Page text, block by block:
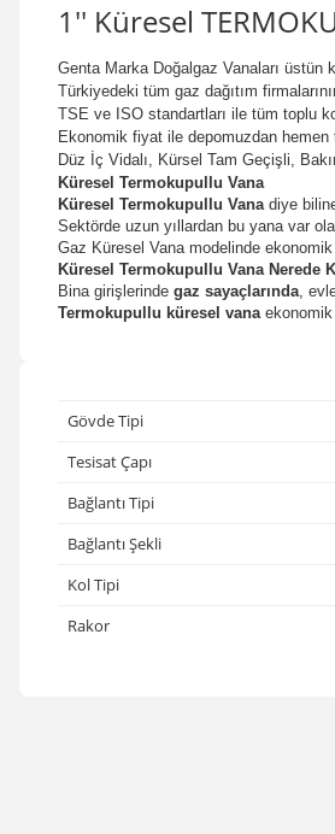
1'' Küresel
Genta Marka Doğalgaz Vanaları üstün
Türkiyedeki tüm gaz dağıtım
TSE ve ISO standartları ile tüm toplu
Ekonomik fiyat ile depomuzdan
Düz İç Vidalı, Kürsel Tam Geçişli,
Küresel Termokupullu Vana
Küresel Termokupullu Vanadiye
Sektörde uzun yıllardan bu yana var
Gaz Küresel Vana modelinde
Küresel Termokupullu Vana Nerede
Bina girişlerinde gaz sayaçlarında,
Termokupullu küresel vanaekonomik
Gövde Tipi
Tesisat Çapı
Bağlantı Tipi
Bağlantı Şekli
Kol Tipi
Rakor